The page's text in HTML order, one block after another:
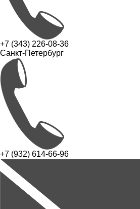
+7 (343) 226-08-36
Санкт-Петербург
+7 (932) 614-66-96